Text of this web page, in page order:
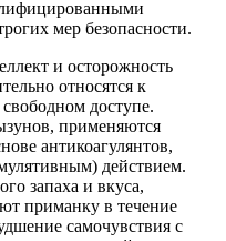
мер безопасности.
и осторожность
относятся к
доступе.
применяются
антикоагулянтов,
действием.
запаха и вкуса,
приманку в течение
самочувствия с